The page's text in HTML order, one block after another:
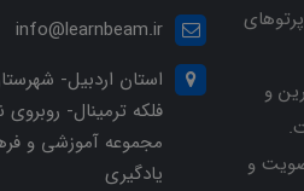
و
و
info@learnbeam.ir
استان اردبیل-
فلکه ترمینال- روبروی
مجموعه آموزشی و
یادگیری